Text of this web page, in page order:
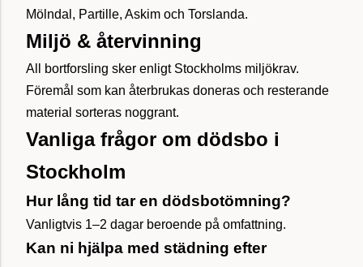
Mölndal, Partille, Askim och Torslanda.
Miljö & återvinning
All bortforsling sker enligt Stockholms miljökrav.
Föremål som kan återbrukas doneras och resterande
material sorteras noggrant.
Vanliga frågor om dödsbo i
Stockholm
Hur lång tid tar en dödsbotömning?
Vanligtvis 1–2 dagar beroende på omfattning.
Kan ni hjälpa med städning efter